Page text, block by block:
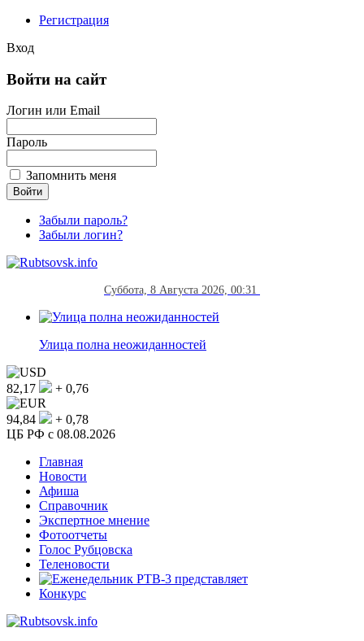
Регистрация
Вход
Войти на сайт
Логин или Email
Пароль
Запомнить меня
Забыли пароль?
Забыли логин?
Суббота, 8 Августа 2026, 00:31
Улица полна неожиданностей
82,17 + 0,76
94,84
+ 0,78
ЦБ РФ c 08.08.2026
Главная
Новости
Афиша
Справочник
Экспертное мнение
Фотоотчеты
Голос Рубцовска
Теленовости
Конкурс